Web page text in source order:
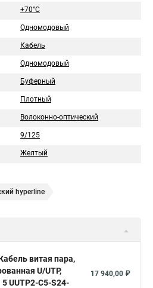
+70°C
Одномодовый
Кабель
Одномодовый
Буферный
Плотный
Волоконно-оптический
9/125
Желтый
hyperline
витая пара,
U/UTP,
5 UUTP2-C5-S24-
17 940,00 ₽